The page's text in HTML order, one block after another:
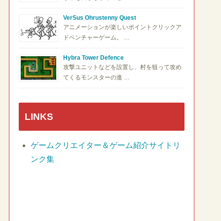
VerSus Ohrustenny Quest
アニメーションが楽しいポイントクリックア
ドベンチャーゲーム。 …
Hybra Tower Defence
攻撃ユニットなどを設置し、村を狙って攻め
てくるモンスターの進 …
LINKS
ゲームクリエイター＆ゲーム紹介サイトリ
ンク集